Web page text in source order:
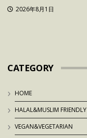
2026年8月1日
CATEGORY
HOME
HALAL&MUSLIM FRIENDLY
VEGAN&VEGETARIAN